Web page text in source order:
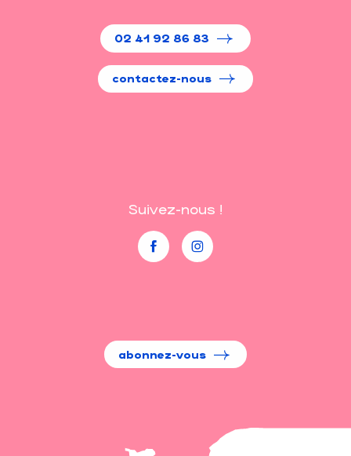
02 41 92 86 83
contactez-nous
Suivez-nous !
abonnez-vous